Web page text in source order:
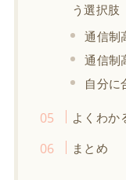
う選択肢
通信制
通信制
自分に
よくわか
まとめ